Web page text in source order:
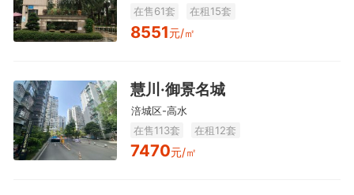
在售61套
在租15套
8551元/㎡
慧川·御景名城
涪城区-高水
在售113套
在租12套
7470元/㎡